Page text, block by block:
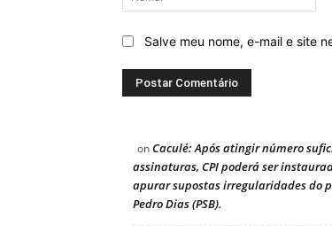
Salve meu nome, e-mail e site
onCaculé: Após atingir número
assinaturas, CPI poderá ser
apurar supostas irregularidades do
Pedro Dias (PSB).